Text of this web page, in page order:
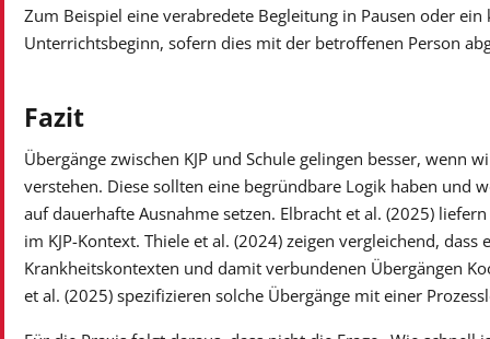
Zum Beispiel eine verabredete Begleitung in Pausen oder ein
Unterrichtsbeginn, sofern dies mit der betroffenen Person
Fazit
Übergänge zwischen KJP und Schule gelingen besser, wenn
verstehen. Diese sollten eine begründbare Logik haben und
auf dauerhafte Ausnahme setzen. Elbracht et al. (2025)
im KJP-Kontext. Thiele et al. (2024) zeigen vergleichend, dass
Krankheitskontexten und damit verbundenen Übergängen
et al. (2025) spezifizieren solche Übergänge mit einer